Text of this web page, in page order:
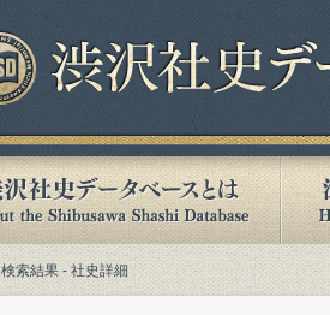
検索結果 - 社史詳細